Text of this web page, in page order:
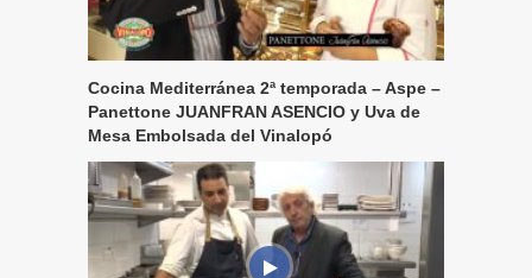
Cocina Mediterránea 2ª temporada – Aspe –
Panettone JUANFRAN ASENCIO y Uva de
Mesa Embolsada del Vinalopó